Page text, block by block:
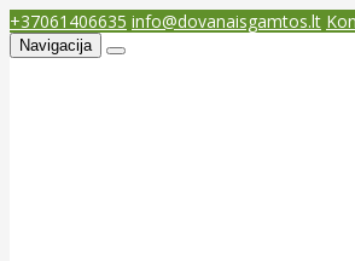
+37061406635 info@dovanaisgamtos.lt
Navigacija